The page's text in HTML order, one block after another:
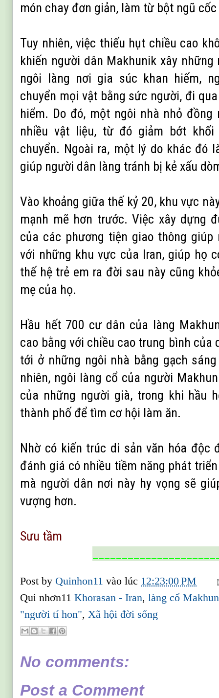
món chay đơn giản, làm từ bột ngũ
Tuy nhiên, việc thiếu hụt chiều cao
khiến người dân Makhunik xây
ngôi làng nơi gia súc khan hiếm,
chuyển mọi vật bằng sức người, đi
hiểm. Do đó, một ngôi nhà nhỏ đồng
nhiều vật liệu, từ đó giảm bớt
chuyển. Ngoài ra, một lý do khác đó
giúp người dân làng tránh bị kẻ xấu
Vào khoảng giữa thế kỷ 20, khu vực
mạnh mẽ hơn trước. Việc xây dựng
của các phương tiện giao thông
với những khu vực của Iran, giúp họ
thế hệ trẻ em ra đời sau này cũng
mẹ của họ.
Hầu hết 700 cư dân của làng
cao bằng với chiều cao trung bình của
tới ở những ngôi nhà bằng gạch
nhiên, ngôi làng cổ của người
của những người già, trong khi hầu
thành phố để tìm cơ hội làm ăn.
Nhờ có kiến trúc di sản văn hóa độc
đánh giá có nhiều tiềm năng phát
mà người dân nơi này hy vọng sẽ
vượng hơn.
Sưu tầm
Post by Quinhon11vào lúc 12:23:00 PM
Qui nhơn11Khorasan - Iran,làng cổ
"người tí hon",Xã hội đời sống
No comments:
Post a Comment